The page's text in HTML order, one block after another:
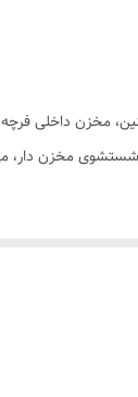
مخزن داخلی
مخزن دار،